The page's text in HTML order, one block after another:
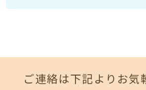
ご連絡は下記よりお気